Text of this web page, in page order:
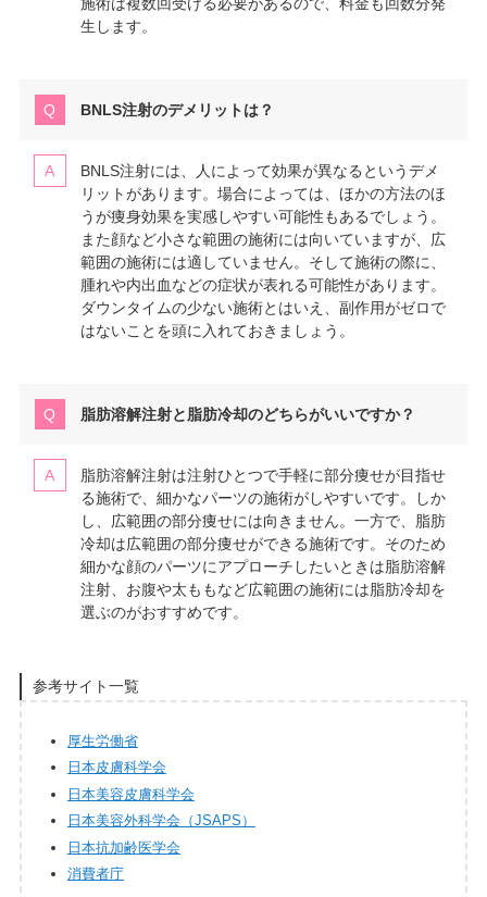
生します。
BNLS注射のデメリットは？
BNLS注射には、人によって効果が異なるというデメ
リットがあります。場合によっては、ほかの方法のほ
うが痩身効果を実感しやすい可能性もあるでしょう。
また顔など小さな範囲の施術には向いていますが、広
範囲の施術には適していません。そして施術の際に、
腫れや内出血などの症状が表れる可能性があります。
ダウンタイムの少ない施術とはいえ、副作用がゼロで
はないことを頭に入れておきましょう。
脂肪溶解注射と脂肪冷却のどちらがいいですか？
脂肪溶解注射は注射ひとつで手軽に部分痩せが目指せ
る施術で、細かなパーツの施術がしやすいです。しか
し、広範囲の部分痩せには向きません。一方で、脂肪
冷却は広範囲の部分痩せができる施術です。そのため
細かな顔のパーツにアプローチしたいときは脂肪溶解
注射、お腹や太ももなど広範囲の施術には脂肪冷却を
選ぶのがおすすめです。
参考サイト一覧
厚生労働省
日本皮膚科学会
日本美容皮膚科学会
日本美容外科学会（JSAPS）
日本抗加齢医学会
消費者庁